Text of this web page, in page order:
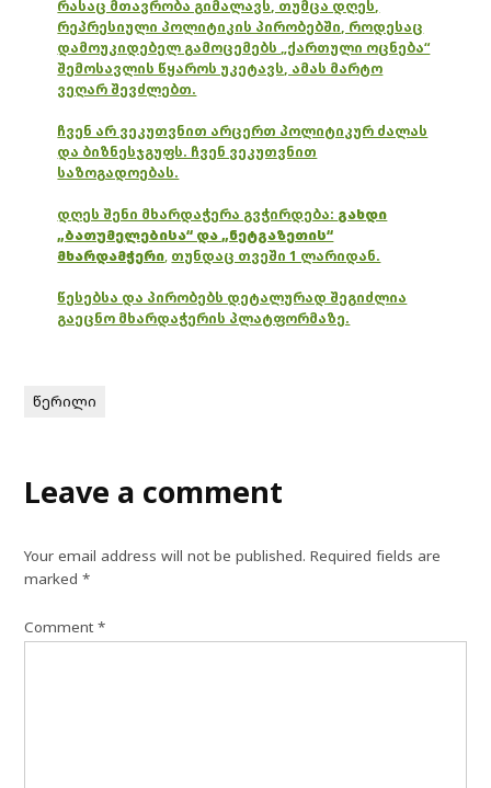
რასაც მთავრობა გიმალავს, თუმცა დღეს,
რეპრესიული პოლიტიკის პირობებში, როდესაც
დამოუკიდებელ გამოცემებს „ქართული ოცნება“
შემოსავლის წყაროს უკეტავს, ამას მარტო
ვეღარ შევძლებთ.
ჩვენ არ ვეკუთვნით არცერთ პოლიტიკურ ძალას
და ბიზნესჯგუფს. ჩვენ ვეკუთვნით
საზოგადოებას.
დღეს შენი მხარდაჭერა გვჭირდება: გახდი
„ბათუმელებისა“ და „ნეტგაზეთის“
მხარდამჭერი, თუნდაც თვეში 1 ლარიდან.
წესებსა და პირობებს დეტალურად შეგიძლია
გაეცნო მხარდაჭერის პლატფორმაზე.
წერილი
Leave a comment
Your email address will not be published. Required fields are
marked*
Comment*